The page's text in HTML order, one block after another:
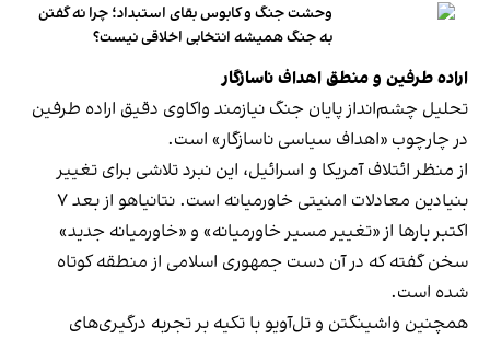
وحشت جنگ و کابوس بقای استبداد؛ چرا نه گفتن
به جنگ همیشه انتخابی اخلاقی نیست؟
اراده طرفین و منطق اهداف ناسازگار
تحلیل چشم‌انداز پایان جنگ نیازمند واکاوی دقیق اراده طرفین
در چارچوب «اهداف سیاسی ناسازگار» است.
از منظر ائتلاف آمریکا و اسرائیل، این نبرد تلاشی برای تغییر
بنیادین معادلات امنیتی خاورمیانه است. نتانیاهو از بعد ۷
اکتبر بارها از «تغییر مسیر خاورمیانه» و «خاورمیانه جدید»
سخن گفته که در آن دست جمهوری اسلامی از منطقه کوتاه
شده است.
همچنین واشینگتن و تل‌آویو با تکیه بر تجربه درگیری‌های